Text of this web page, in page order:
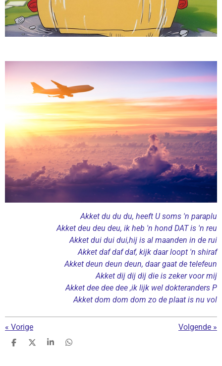
Akket du du du, heeft U soms 'n paraplu
Akket deu deu deu, ik heb 'n hond DAT is 'n reu
Akket dui dui dui,hij is al maanden in de rui
Akket daf daf daf, kijk daar loopt 'n shiraf
Akket deun deun deun, daar gaat de telefeun
Akket dij dij dij die is zeker voor mij
Akket dee dee dee ,ik lijk wel dokteranders P
Akket dom dom dom zo de plaat is nu vol
« Vorige Volgende »
D
D
S
D